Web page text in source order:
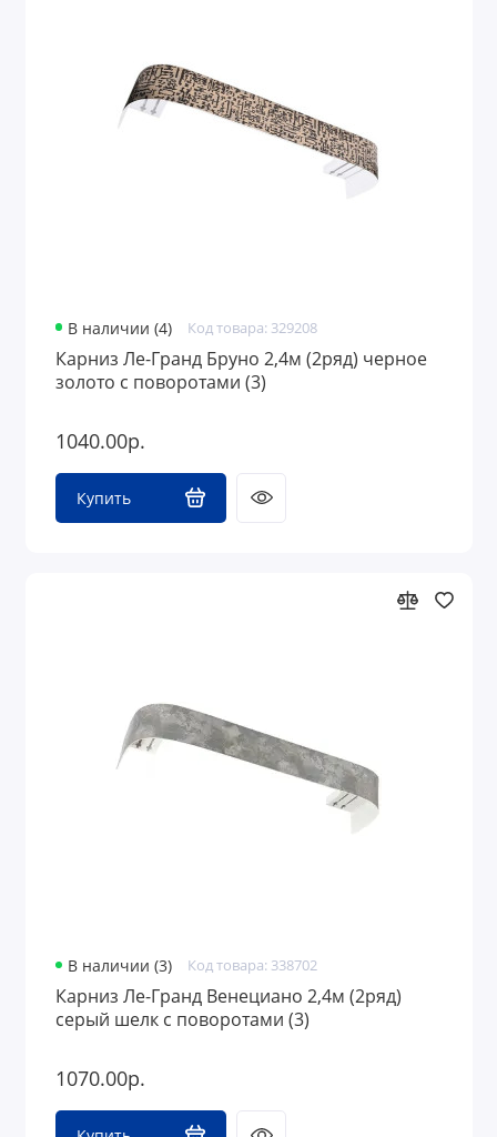
В наличии (4) Код товара: 329208
Карниз Ле-Гранд Бруно 2,4м (2ряд) черное
золото с поворотами (3)
1040.00р.
Купить
В наличии (3) Код товара: 338702
Карниз Ле-Гранд Венециано 2,4м (2ряд)
серый шелк с поворотами (3)
1070.00р.